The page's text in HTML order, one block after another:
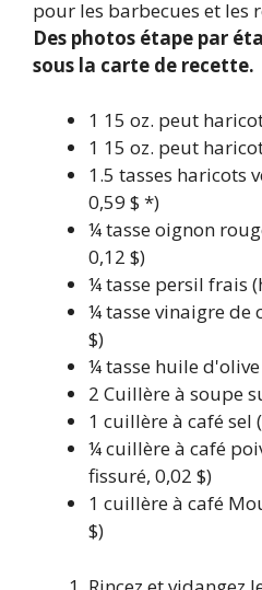
pour les barbecues et les
Des photos étape par
sous la carte de recette.
1 15 oz. peut
1 15 oz. peut
1.5 tasses haricots
0,59 $ *)
¼tasseoignon
0,12 $)
¼tasse persil frais
¼tassevinaigre de
$)
¼tasse huile d'olive
2 Cuillère à soupe
1 cuillère à cafésel
¼cuillère à café
fissuré, 0,02 $)
1 cuillère à café
$)